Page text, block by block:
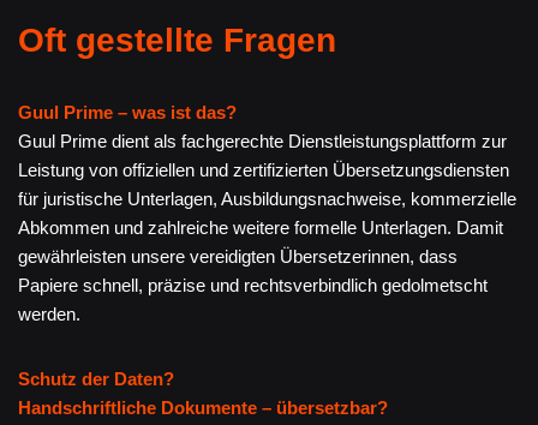
Oft gestellte Fragen
Guul Prime – was ist das?
Guul Prime dient als fachgerechte Dienstleistungsplattform zur
Leistung von offiziellen und zertifizierten Übersetzungsdiensten
für juristische Unterlagen, Ausbildungsnachweise, kommerzielle
Abkommen und zahlreiche weitere formelle Unterlagen. Damit
gewährleisten unsere vereidigten Übersetzerinnen, dass
Papiere schnell, präzise und rechtsverbindlich gedolmetscht
werden.
Schutz der Daten?
Handschriftliche Dokumente – übersetzbar?